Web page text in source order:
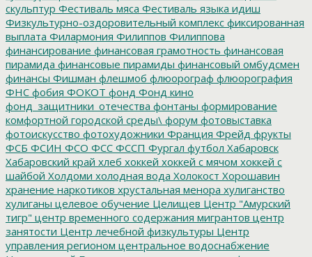
скульптур Фестиваль мяса Фестиваль языка идиш
Физкультурно-оздоровительный комплекс фиксированная
выплата Филармония Филиппов Филиппова
финансирование финансовая грамотность финансовая
пирамида финансовые пирамиды финансовый омбудсмен
финансы Фишман флешмоб флюорограф флюорография
ФНС фобия ФОКОТ фонд Фонд кино
фонд_защитники_отечества фонтаны формирование
комфортной городской среды\ форум фотовыставка
фотоискусство фотохудожники Франция Фрейд фрукты
ФСБ ФСИН ФСО ФСС ФССП Фургал футбол Хабаровск
Хабаровский край хлеб хоккей хоккей с мячом хоккей с
шайбой Холдоми холодная вода Холокост Хорошавин
хранение наркотиков хрустальная менора хулиганство
хулиганы целевое обучение Целищев Центр "Амурский
тигр" центр временного содержания мигрантов центр
занятости Центр лечебной физкультуры Центр
управления регионом центральное водоснабжение